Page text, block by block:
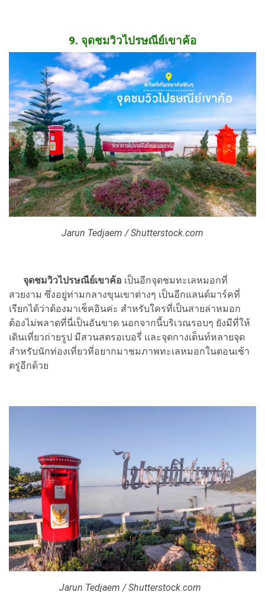
9. จุดชมวิวไปรษณีย์เขาค้อ
Jarun Tedjaem / Shutterstock.com
จุดชมวิวไปรษณีย์เขาค้อ เป็นอีกจุดชมทะเลหมอกที่
สวยงาม ซึ่งอยู่ท่ามกลางขุนเขาต่างๆ เป็นอีกแลนด์มาร์คที่
เรียกได้ว่าต้องมาเช็คอินค่ะ สำหรับใครที่เป็นสายล่าหมอก
ต้องไม่พลาดที่นี่เป็นอันขาด นอกจากนี้บริเวณรอบๆ ยังมีที่ให้
เดินเที่ยวถ่ายรูป มีสวนสตรอเบอรี่ และจุดกางเต็นท์หลายจุด
สำหรับนักท่องเที่ยวที่อยากมาชมภาพทะเลหมอกในตอนเช้า
ตรู่อีกด้วย
Jarun Tedjaem / Shutterstock.com